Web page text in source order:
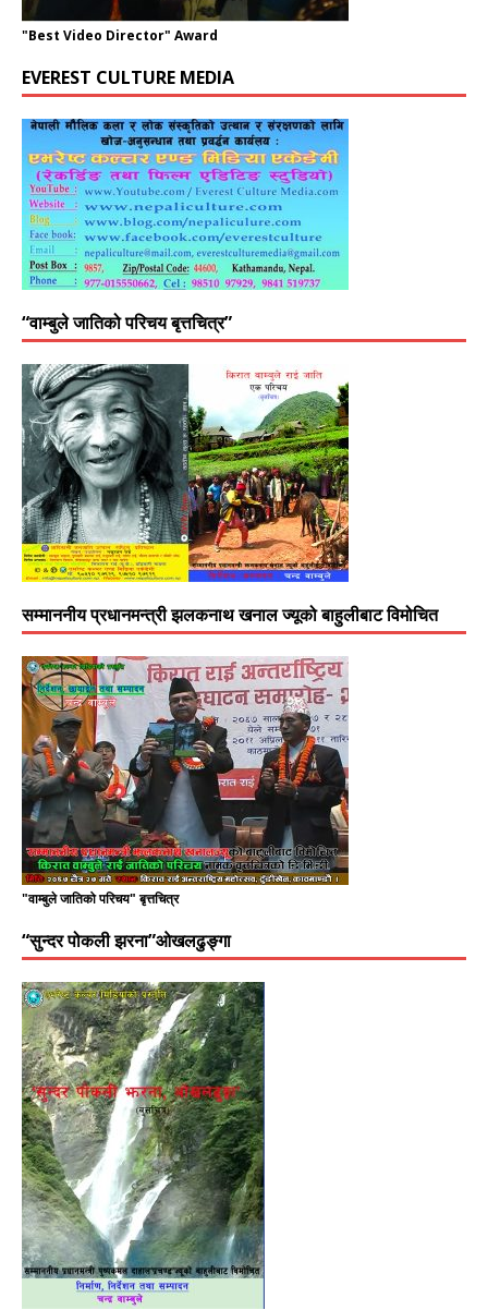
"Best Video Director" Award
EVEREST CULTURE MEDIA
“वाम्बुले जातिको परिचय बृत्तचित्र”
सम्माननीय प्रधानमन्त्री झलकनाथ खनाल ज्यूको बाहुलीबाट विमोचित
"वाम्बुले जातिको परिचय" बृत्तचित्र
“सुन्दर पोकली झरना”ओखलढुङ्गा